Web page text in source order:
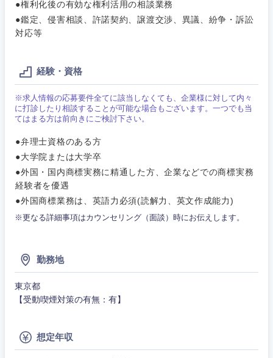
●権利化後の有効な権利活用の相談業務
●鑑定、侵害相談、許諾契約、譲渡交渉、異議、紛争・訴訟
対応等
経験・資格
※求人情報の応募要件全てに該当しなくても、企業様に対して内々
に打診したり相談することが可能な場合もございます。一つでも当
てはまる方は前向きにご検討下さい。
●弁理士資格のある方
●大学院または大学卒
●外国・国内商標実務に精通した方、企業などでの商標実務
経験者を優遇
●外国商標業務は、英語力必須(読解力、英文作成能力)
※更なる詳細事項はカウンセリング（面談）時にお伝えします。
勤務地
東京都
【受動喫煙対策の有無：有】
想定年収
経営企
画・事業
企画
ド
管理
SCM
人事
マーケテ
サービス
クリエイ
コンサル
すべての経営企画・事業企
事業管理
M&A・事業投資
経営企画
経営企画・事業企画
管理
SCM
マーケティング
営業
サービス
クリエイティブ
コンサルタント
技術職（IT）、Webサービス・制作、ゲーム
商社・卸
自動車・機械・船舶
電気・電子・半導体
素材・化学・金属
食品・化粧品・アパレル・消費財
建設・不動産
倉庫・運輸・物流
北海道・東北地方
秋田県
宮城県 山形県
福島県
希望年収
推奨年齢
40代 50代
フリーワード
こだわり条件を入力ください
上場企業
転勤なし 海外勤務あり